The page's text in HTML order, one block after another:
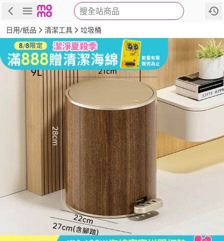
搜全站商品
商品 評價 詳情
日用/紙品 清潔工具 垃圾桶